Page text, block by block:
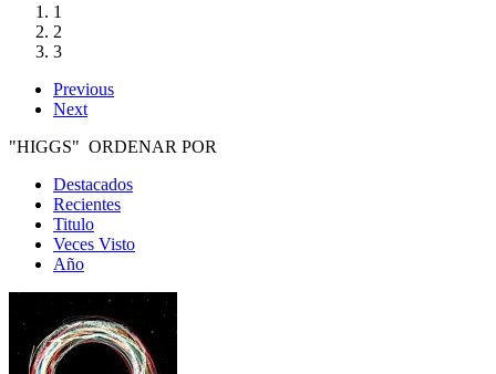
1
2
3
Previous
Next
"HIGGS" ORDENAR POR
Destacados
Recientes
Titulo
Veces Visto
Año